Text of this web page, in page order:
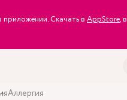
Скачать в AppStore, в
Аллергия